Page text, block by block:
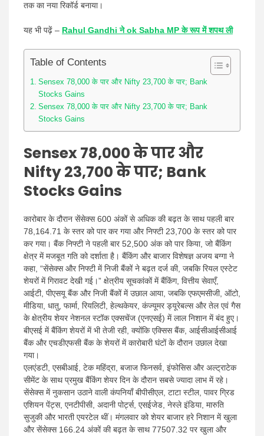
तक का नया रिकॉर्ड बनाया।
यह भी पढ़ें – Rahul Gandhi ने ok Sabha MP के रूप में शपथ ली
Table of Contents
Sensex 78,000 के पार और Nifty 23,700 के पार; Bank
Stocks Gains
Sensex 78,000 के पार और Nifty 23,700 के पार; Bank
Stocks Gains
Sensex 78,000 के पार और
Nifty 23,700 के पार; Bank
Stocks Gains
कारोबार के दौरान सेंसेक्स 600 अंकों से अधिक की बढ़त के साथ पहली बार
78,164.71 के स्तर को पार कर गया और निफ्टी 23,700 के स्तर को पार
कर गया। बैंक निफ्टी ने पहली बार 52,500 अंक को पार किया, जो बैंकिंग
क्षेत्र में मजबूत गति को दर्शाता है। बैंकिंग और बाजार विशेषज्ञ अजय बग्गा ने
कहा, “सेंसेक्स और निफ्टी में निजी बैंकों ने बढ़त दर्ज की, जबकि रियल एस्टेट
शेयरों में गिरावट देखी गई।” क्षेत्रीय सूचकांकों में बैंकिंग, वित्तीय सेवाएँ,
आईटी, पीएसयू बैंक और निजी बैंकों में उछाल आया, जबकि एफएमसीजी, ऑटो,
मीडिया, धातु, फार्मा, रियलिटी, हेल्थकेयर, कंज्यूमर ड्यूरेबल्स और तेल एवं गैस
के क्षेत्रीय शेयर नेशनल स्टॉक एक्सचेंज (एनएसई) में लाल निशान में बंद हुए।
बीएसई में बैंकिंग शेयरों में भी तेजी रही, क्योंकि एक्सिस बैंक, आईसीआईसीआई
बैंक और एचडीएफसी बैंक के शेयरों में कारोबारी घंटों के दौरान उछाल देखा
गया।
एलएंडटी, एसबीआई, टेक महिंद्रा, बजाज फिनसर्व, इंफोसिस और अल्ट्राटेक
सीमेंट के साथ प्रमुख बैंकिंग शेयर दिन के दौरान सबसे ज्यादा लाभ में रहे।
सेंसेक्स में नुकसान उठाने वाली कंपनियाँ बीपीसीएल, टाटा स्टील, पावर ग्रिड
एशियन पेंट्स, एनटीपीसी, अदानी पोर्ट्स, एसईजेड, नेस्ले इंडिया, मारुति
सुजुकी और भारती एयरटेल थीं। मंगलवार को शेयर बाजार हरे निशान में खुला
और सेंसेक्स 166.24 अंकों की बढ़त के साथ 77507.32 पर खुला और